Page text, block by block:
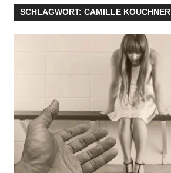
SCHLAGWORT: CAMILLE KOUCHNER